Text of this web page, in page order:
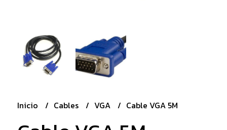
Inicio Cables VGA Cable VGA 5M